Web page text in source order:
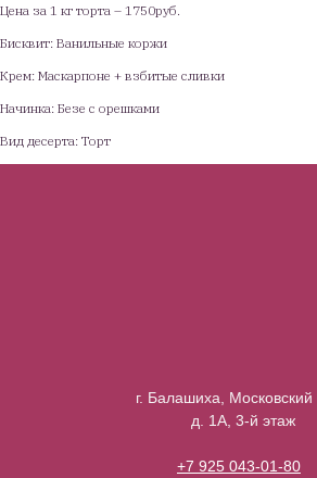
Цена за 1 кг торта – 1750руб.
Бисквит: Ванильные коржи
Крем: Маскарпоне + взбитые сливки
Начинка: Безе с орешками
Вид десерта: Торт
+7 925 043-01-80
г. Балашиха, Московский
д. 1А, 3-й этаж